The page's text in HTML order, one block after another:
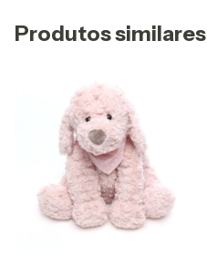
Produtos similares